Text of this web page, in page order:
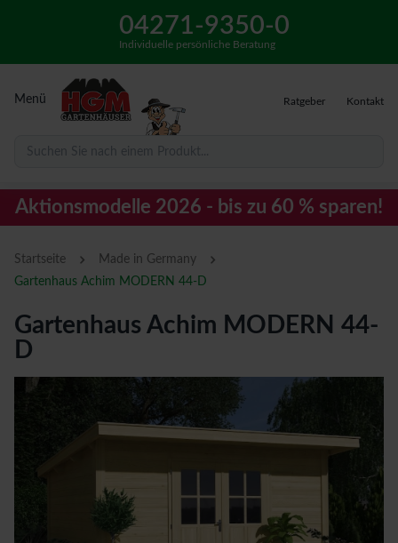
04271-9350-0
Individuelle persönliche Beratung
Menü Ratgeber Kontakt
Suchen Sie nach einem Produkt...
Aktionsmodelle 2026 - bis zu 60 % sparen!
Startseite › Made in Germany ›
Gartenhaus Achim MODERN 44-D
Gartenhaus Achim MODERN 44-
D